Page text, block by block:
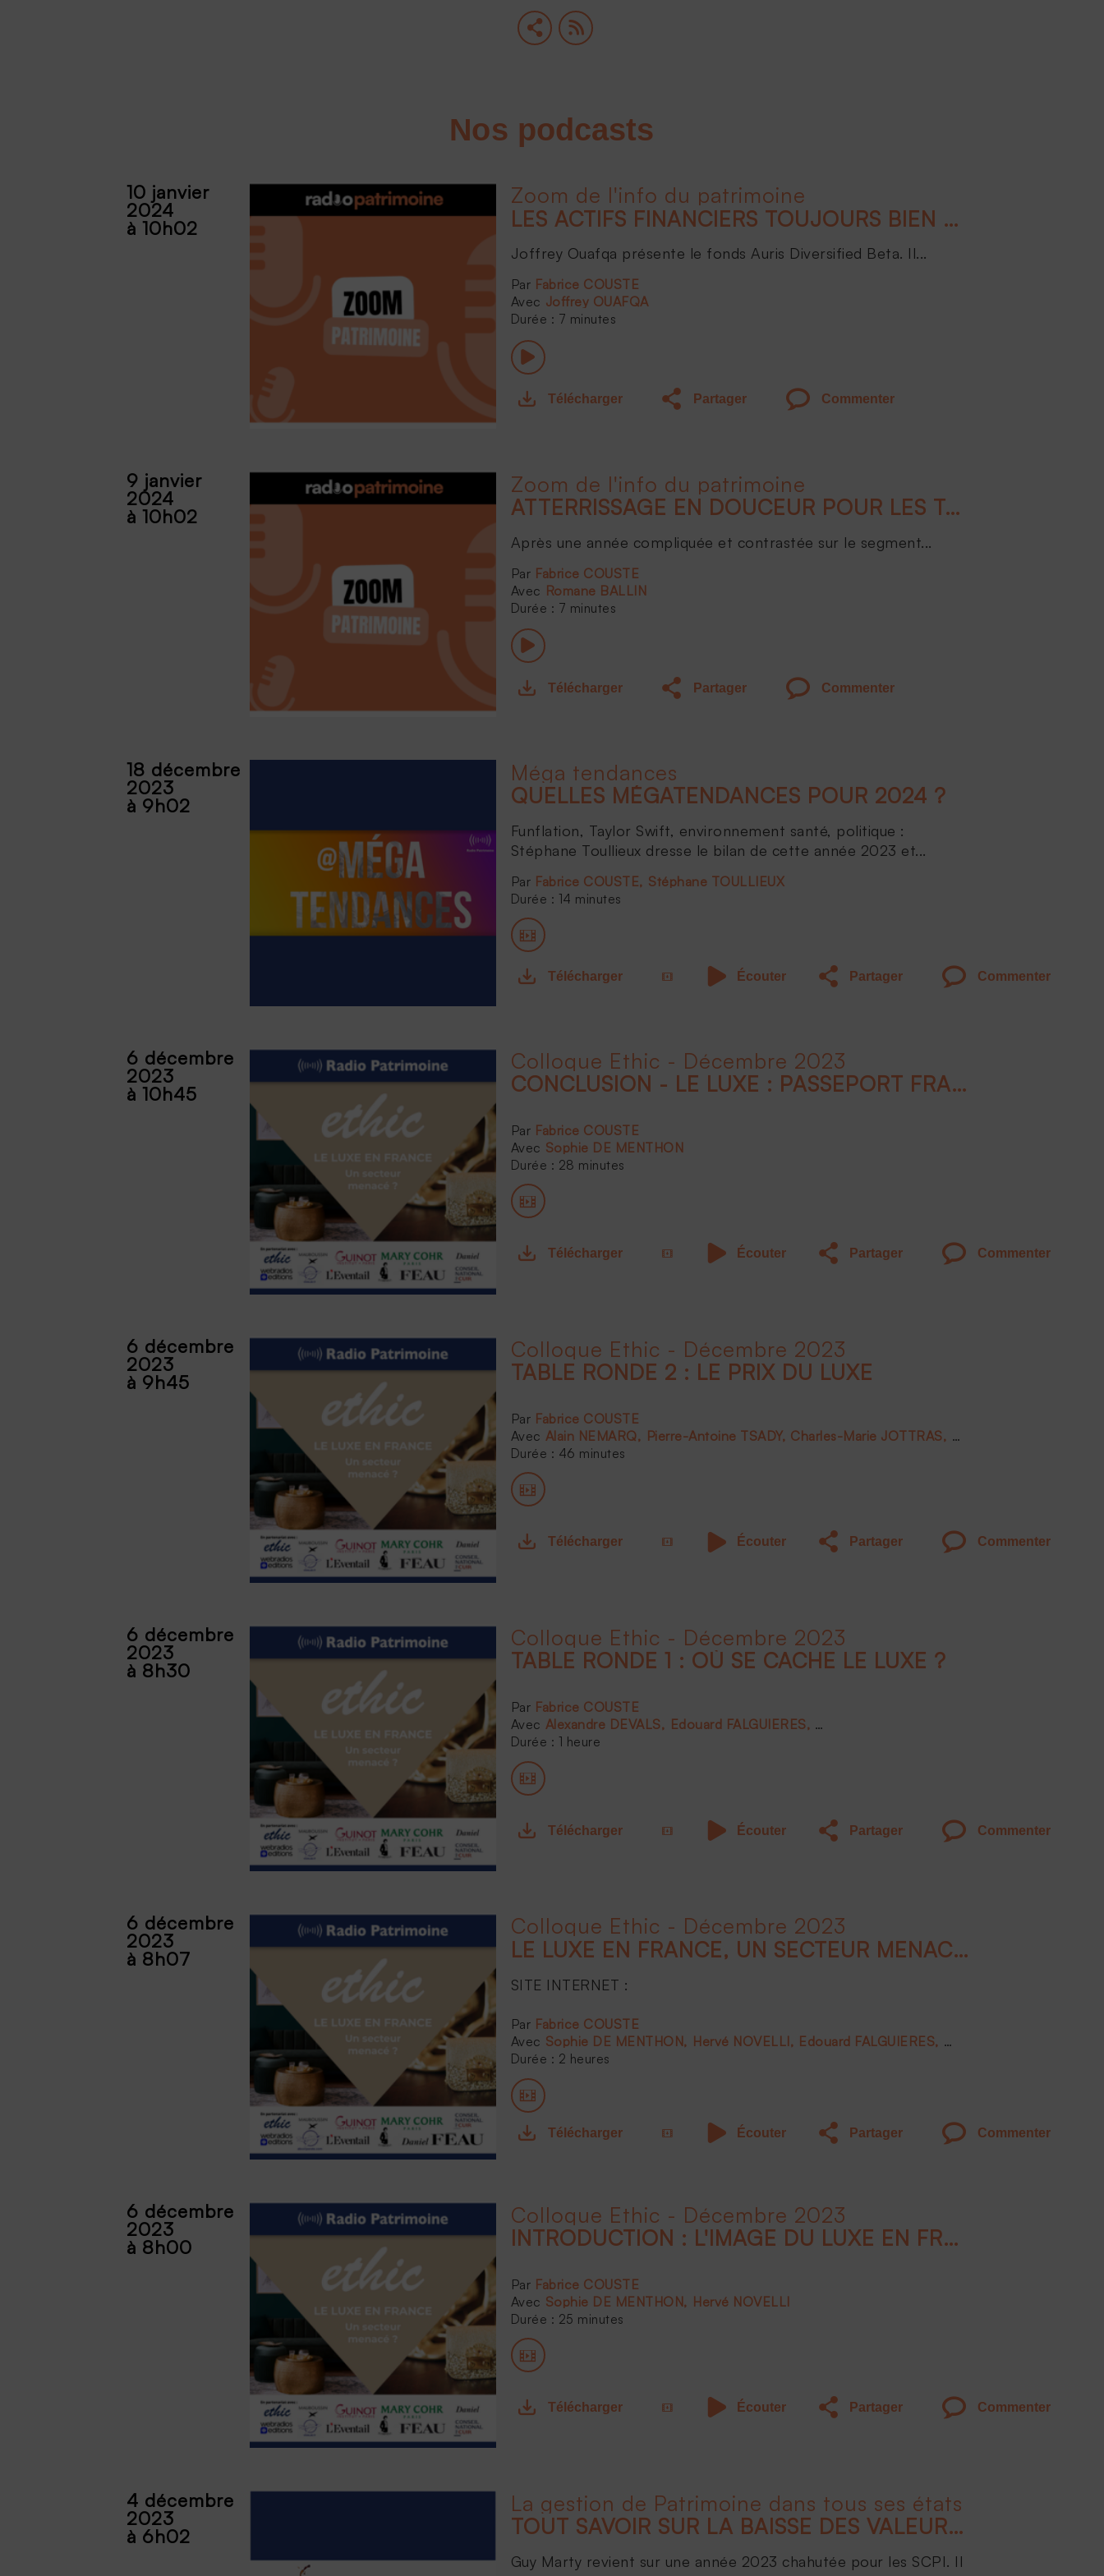
Nos podcasts
10 janvier
2024
à 10h02
Zoom de l'info du patrimoine
LES ACTIFS FINANCIERS TOUJOURS BIEN ORIENTÉS POUR 2024 !
Joffrey Ouafqa présente le fonds Auris Diversified Beta. Il...
Fabrice COUSTE
Joffrey OUAFQA
Durée : 7 minutes
Télécharger Partager Commenter
9 janvier
2024
à 10h02
Zoom de l'info du patrimoine
ATTERRISSAGE EN DOUCEUR POUR LES TAUX EN 2024
Après une année compliquée et contrastée sur le segment...
Fabrice COUSTE
Romane BALLIN
Durée : 7 minutes
Télécharger Partager Commenter
18 décembre
2023
à 9h02
Méga tendances
QUELLES MÉGATENDANCES POUR 2024 ?
Funflation, Taylor Swift, environnement santé, politique :
Stéphane Toullieux dresse le bilan de cette année 2023 et...
Fabrice COUSTE
Stéphane TOULLIEUX
Durée : 14 minutes
Télécharger Écouter Partager Commenter
6 décembre
2023
à 10h45
Colloque Ethic - Décembre 2023
CONCLUSION - LE LUXE : PASSEPORT FRANÇAIS À L'INTERNATIONAL
Fabrice COUSTE
Sophie DE MENTHON
Durée : 28 minutes
Télécharger Écouter Partager Commenter
6 décembre
2023
à 9h45
Colloque Ethic - Décembre 2023
TABLE RONDE 2 : LE PRIX DU LUXE
Fabrice COUSTE
Alain NEMARQ
Pierre-Antoine TSADY Charles-Marie JOTTRAS
Luc PIOT
Durée : 46 minutes
Télécharger Écouter Partager Commenter
6 décembre
2023
à 8h30
Colloque Ethic - Décembre 2023
TABLE RONDE 1 : OÙ SE CACHE LE LUXE ?
Fabrice COUSTE
Alexandre DEVALS
Edouard FALGUIERES Joëlle DE MONTGOLFIER
Durée : 1 heure
Télécharger Écouter Partager Commenter
6 décembre
2023
à 8h07
Colloque Ethic - Décembre 2023
LE LUXE EN FRANCE, UN SECTEUR MENACÉ ?
SITE INTERNET :
Fabrice COUSTE
Sophie DE MENTHON
Hervé NOVELLI Edouard FALGUIERES Joëlle DE
Durée : 2 heures
Télécharger Écouter Partager Commenter
6 décembre
2023
à 8h00
Colloque Ethic - Décembre 2023
INTRODUCTION : L'IMAGE DU LUXE EN FRANCE : QUELS DOMAINES SONT CONCERNÉS ?
Fabrice COUSTE
Sophie DE MENTHON
Hervé NOVELLI
Durée : 25 minutes
Télécharger Écouter Partager Commenter
4 décembre
2023
à 6h02
La gestion de Patrimoine dans tous ses états
TOUT SAVOIR SUR LA BAISSE DES VALEURS DE PARTS DE SCPI
Guy Marty revient sur une année 2023 chahutée pour les SCPI. Il